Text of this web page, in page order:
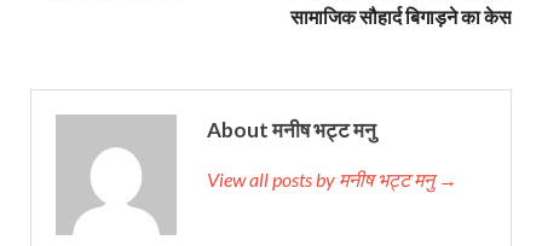
सामाजिक सौहार्द बिगाड़ने का केस
About मनीष भट्ट मनु
View all posts by मनीष भट्ट मनु →